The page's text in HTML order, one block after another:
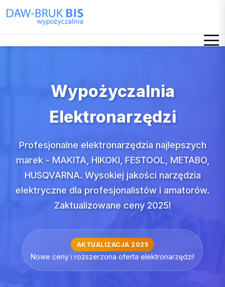
Wypożyczalnia
Elektronarzędzi
Profesjonalne elektronarzędzia najlepszych
marek - MAKITA, HIKOKI, FESTOOL, METABO,
HUSQVARNA. Wysokiej jakości narzędzia
elektryczne dla profesjonalistów i amatorów.
Zaktualizowane ceny 2025!
AKTUALIZACJA 2025
Nowe ceny i rozszerzona oferta elektronarzędzi!